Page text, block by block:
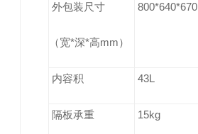
外包装尺寸
（宽*深*高mm）
800*640*670
内容积 43L
隔板承重 15kg